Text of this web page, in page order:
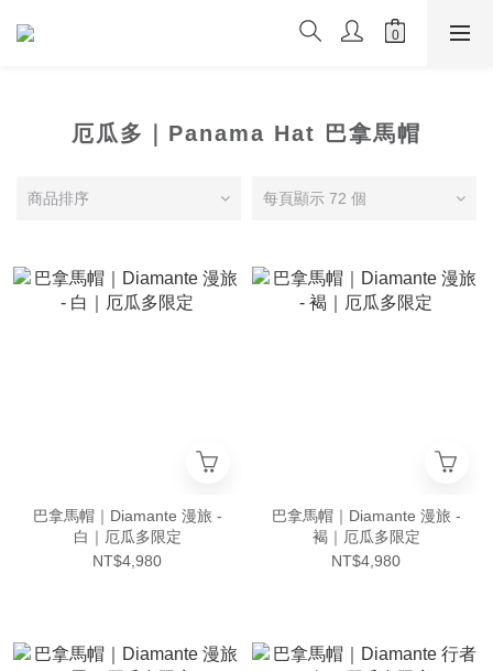
厄瓜多｜Panama Hat 巴拿馬帽
商品排序 每頁顯示 72 個
巴拿馬帽｜Diamante 漫旅 -
白｜厄瓜多限定
NT$4,980
巴拿馬帽｜Diamante 漫旅 -
褐｜厄瓜多限定
NT$4,980